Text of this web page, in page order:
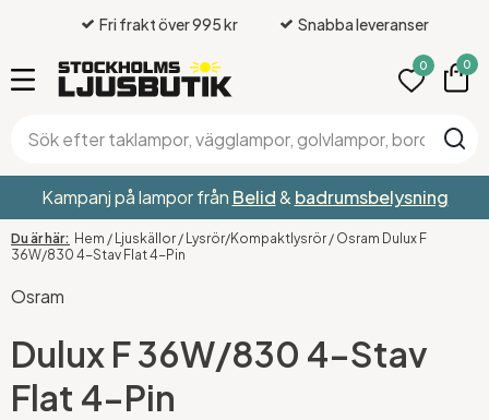
Fri frakt över 995 kr Snabba leveranser
0 0
Kampanj på lampor från Belid& badrumsbelysning
Hem / Ljuskällor / Lysrör/Kompaktlysrör / Osram Dulux F
36W/830 4-Stav Flat 4-Pin
Osram
Dulux F 36W/830 4-Stav
Flat 4-Pin